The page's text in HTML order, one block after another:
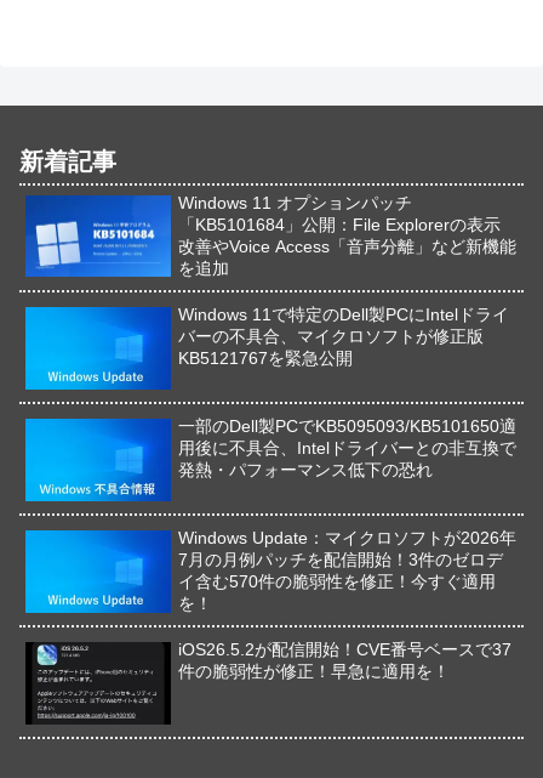
新着記事
Windows 11 オプションパッチ
「KB5101684」公開：File Explorerの表示
改善やVoice Access「音声分離」など新機能
を追加
Windows 11で特定のDell製PCにIntelドライ
バーの不具合、マイクロソフトが修正版
KB5121767を緊急公開
一部のDell製PCでKB5095093/KB5101650適
用後に不具合、Intelドライバーとの非互換で
発熱・パフォーマンス低下の恐れ
Windows Update：マイクロソフトが2026年
7月の月例パッチを配信開始！3件のゼロデ
イ含む570件の脆弱性を修正！今すぐ適用
を！
iOS26.5.2が配信開始！CVE番号ベースで37
件の脆弱性が修正！早急に適用を！